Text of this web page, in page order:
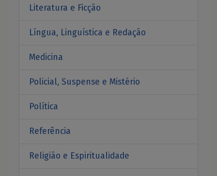
Literatura e Ficção
Língua, Linguística e Redação
Medicina
Policial, Suspense e Mistério
Política
Referência
Religião e Espiritualidade